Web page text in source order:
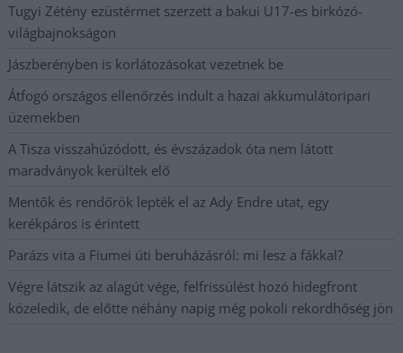
Tugyi Zétény ezüstérmet szerzett a bakui U17-es birkózó-
világbajnokságon
Jászberényben is korlátozásokat vezetnek be
Átfogó országos ellenőrzés indult a hazai akkumulátoripari
üzemekben
A Tisza visszahúzódott, és évszázadok óta nem látott
maradványok kerültek elő
Mentők és rendőrök lepték el az Ady Endre utat, egy
kerékpáros is érintett
Parázs vita a Fiumei úti beruházásról: mi lesz a fákkal?
Végre látszik az alagút vége, felfrissülést hozó hidegfront
közeledik, de előtte néhány napig még pokoli rekordhőség jön